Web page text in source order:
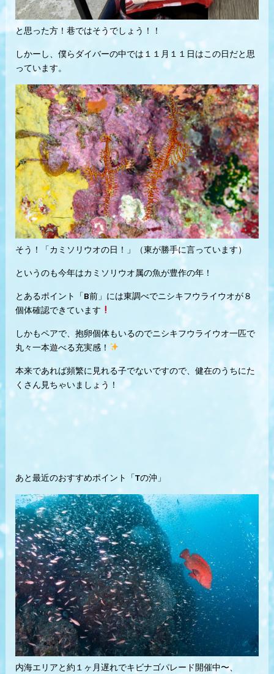
と思った方！巷ではそうでしょう！！
しかーし、僕らダイバーの中では１１月１１日はこの日だと思
っています。
そう！「カミソリウオの日！」（東が勝手に言っています）
というのも今年はカミソリウオ属の魚が豊作の年！
とあるポイント「B前」には東調べでニシキフウライウオが８
個体確認できています
しかもペアで、抱卵個体もいるのでニシキフウライウオ一匹で
丸々一本遊べる充実感！
本来であれば頻繁に見れる子でないですので、健在のうちにた
くさん見ちゃいましょう！
あと最近のおすすめポイント「Tの沖」
内海エリアと約１ヶ月遅れでキビナゴパレード開催中〜、